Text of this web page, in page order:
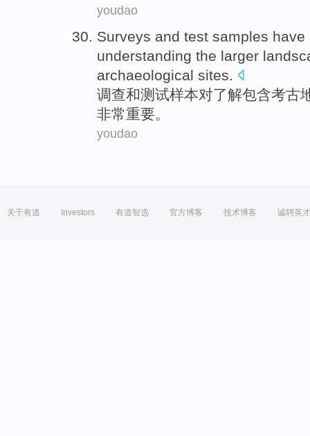
youdao
Surveys and test samples have
understanding the larger
archaeological sites.
调查和测试样本对了解包含考古
非常重要。
youdao
关于有道 Investors 有道智选 官方博客 技术博客 诚聘英才